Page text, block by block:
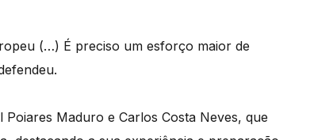
(…) É preciso um esforço maior de
Maduro e Carlos Costa Neves, que